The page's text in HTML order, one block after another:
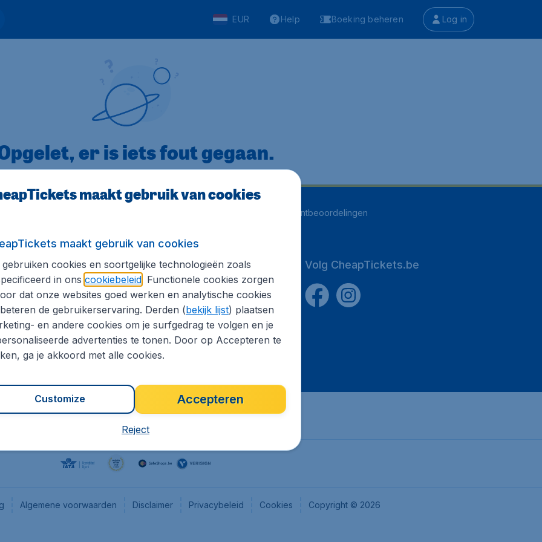
EUR Help Boeking beheren Log in
er is iets fout gegaan.
klantbeoordelingen
informatie
Internationale sites
Flugladen.de
CheapTickets.ch
CheapTickets.nl
CheapTickets.sg
Volg CheapTickets.be
Algemene voorwaarden Disclaimer Privacybeleid Cookies Copyright © 2026
maakt gebruik van cookies
maakt gebruik van cookies
gebruiken cookies en soortgelijke technologieën zoals
in ons cookiebeleid. Functionele cookies zorgen
dat onze websites goed werken en analytische cookies
de gebruikerservaring. Derden (bekijk lijst) plaatsen
en andere cookies om je surfgedrag te volgen en je
advertenties te tonen. Door op Accepteren te
ga je akkoord met alle cookies.
Accepteren
Customize
Reject